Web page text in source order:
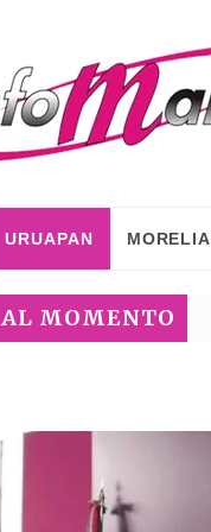
URUAPAN MORELIA
AL MOMENTO